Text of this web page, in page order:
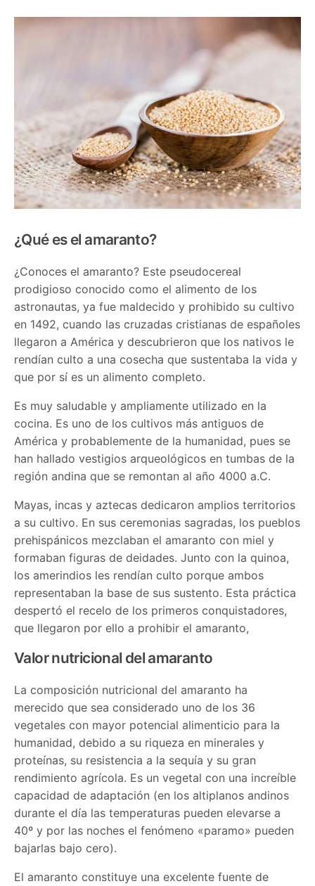
¿Qué es el amaranto?
¿Conoces el amaranto? Este pseudocereal
prodigioso conocido como el alimento de los
astronautas, ya fue maldecido y prohibido su cultivo
en 1492, cuando las cruzadas cristianas de españoles
llegaron a América y descubrieron que los nativos le
rendían culto a una cosecha que sustentaba la vida y
que por sí es un alimento completo.
Es muy saludable y ampliamente utilizado en la
cocina. Es uno de los cultivos más antiguos de
América y probablemente de la humanidad, pues se
han hallado vestigios arqueológicos en tumbas de la
región andina que se remontan al año 4000 a.C.
Mayas, incas y aztecas dedicaron amplios territorios
a su cultivo. En sus ceremonias sagradas, los pueblos
prehispánicos mezclaban el amaranto con miel y
formaban figuras de deidades. Junto con la quinoa,
los amerindios les rendían culto porque ambos
representaban la base de sus sustento. Esta práctica
despertó el recelo de los primeros conquistadores,
que llegaron por ello a prohibir el amaranto,
Valor nutricional del amaranto
La composición nutricional del amaranto ha
merecido que sea considerado uno de los 36
vegetales con mayor potencial alimenticio para la
humanidad, debido a su riqueza en minerales y
proteínas, su resistencia a la sequía y su gran
rendimiento agrícola. Es un vegetal con una increíble
capacidad de adaptación (en los altiplanos andinos
durante el día las temperaturas pueden elevarse a
40º y por las noches el fenómeno «paramo» pueden
bajarlas bajo cero).
El amaranto constituye una excelente fuente de